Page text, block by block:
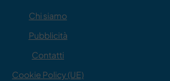
Chi siamo
Pubblicità
Contatti
Cookie Policy (UE)